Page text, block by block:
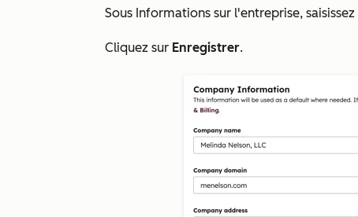
Sous Informations sur l'entreprise, saisissez
Cliquez sur Enregistrer.